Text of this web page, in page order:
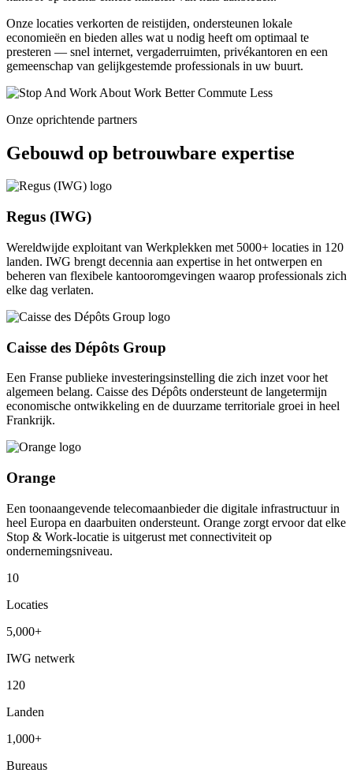
Onze locaties verkorten de reistijden, ondersteunen lokale
economieën en bieden alles wat u nodig heeft om optimaal te
presteren — snel internet, vergaderruimten, privékantoren en een
gemeenschap van gelijkgestemde professionals in uw buurt.
Onze oprichtende partners
Gebouwd op betrouwbare expertise
Regus (IWG)
Wereldwijde exploitant van Werkplekken met 5000+ locaties in 120
landen. IWG brengt decennia aan expertise in het ontwerpen en
beheren van flexibele kantooromgevingen waarop professionals zich
elke dag verlaten.
Caisse des Dépôts Group
Een Franse publieke investeringsinstelling die zich inzet voor het
algemeen belang. Caisse des Dépôts ondersteunt de langetermijn
economische ontwikkeling en de duurzame territoriale groei in heel
Frankrijk.
Orange
Een toonaangevende telecomaanbieder die digitale infrastructuur in
heel Europa en daarbuiten ondersteunt. Orange zorgt ervoor dat elke
Stop & Work-locatie is uitgerust met connectiviteit op
ondernemingsniveau.
10
Locaties
5,000+
IWG netwerk
120
Landen
1,000+
Bureaus